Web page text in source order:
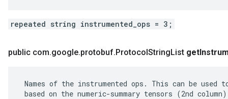
repeated string instrumented_ops = 3;
public com.google.protobuf.ProtocolStringList get
Names of the instrumented ops. This can be used
based on the numeric-summary tensors (2nd